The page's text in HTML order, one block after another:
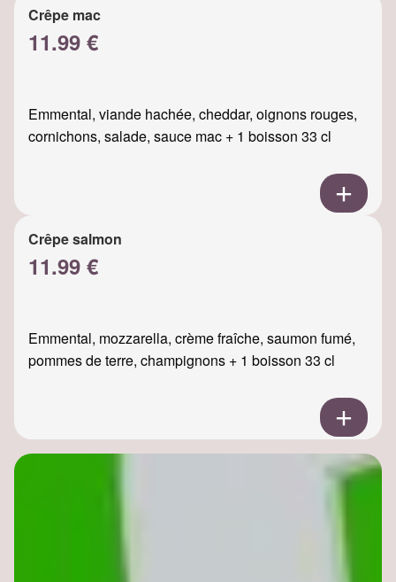
Crêpe mac
11.99 €
Emmental, viande hachée, cheddar, oignons rouges,
cornichons, salade, sauce mac + 1 boisson 33 cl
Crêpe salmon
11.99 €
Emmental, mozzarella, crème fraîche, saumon fumé,
pommes de terre, champignons + 1 boisson 33 cl